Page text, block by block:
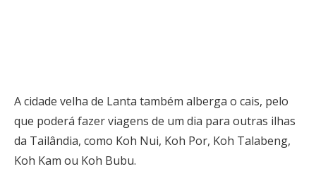
A cidade velha de Lanta também alberga o cais, pelo
que poderá fazer viagens de um dia para outras ilhas
da Tailândia, como Koh Nui, Koh Por, Koh Talabeng,
Koh Kam ou Koh Bubu.